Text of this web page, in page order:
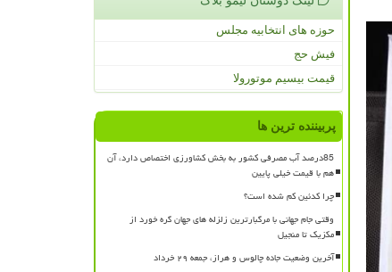
حوزه های انتخابیه مجلس
فیش حج
قیمت بیسیم موتورولا
پربیننده ترین ها
85درصد آب مصرفی کشور به بخش کشاورزی اختصاص دارد، آن
هم با قیمت خیلی پایین
چرا کدئین کم شده است؟
وقتی جام جهانی با مرگبارترین زلزله های جهان گره خورد از
مکزیک تا منجیل
آخرین وضعیت جاده چالوس و هراز، جمعه ۲۹ خرداد